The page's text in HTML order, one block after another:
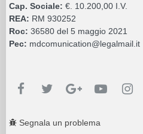
Cap. Sociale: €. 10.200,00 I.V.
REA: RM 930252
Roc: 36580 del 5 maggio 2021
Pec: mdcomunication@legalmail.it
Segnala un problema